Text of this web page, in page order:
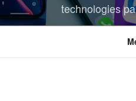
technologies